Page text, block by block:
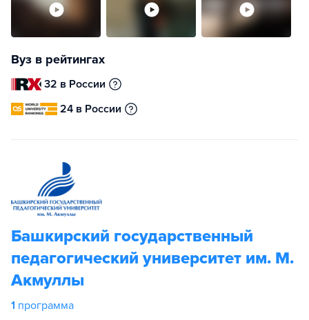
Вуз в рейтингах
32 в России
24 в России
Башкирский государственный
педагогический университет им. М.
Акмуллы
1 программа